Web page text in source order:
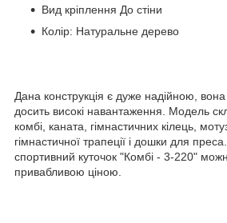
Вид кріплення До стіни
Колір: Натуральне дерево
Дана конструкція є дуже надійною,
досить високі навантаження. Модель
комбі, каната, гімнастичних кілець,
гімнастичної трапеції і дошки для
спортивний куточок "Комбі - 3-220"
привабливою ціною.